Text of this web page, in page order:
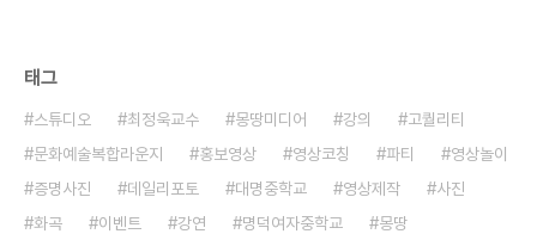
태그
스튜디오 최정욱교수 몽땅미디어 강의
고퀄리티
문화예술복합라운지
홍보영상 영상코칭 파티
영상놀이
증명사진
데일리포토 대명중학교 영상제작
사진
화곡
이벤트 강연 명덕여자중학교
몽땅